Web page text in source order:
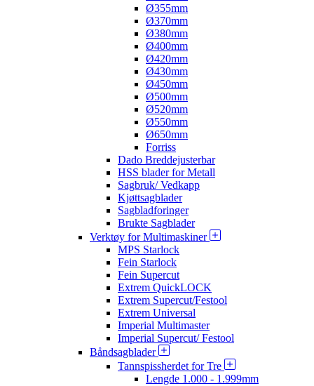
Ø355mm
Ø370mm
Ø380mm
Ø400mm
Ø420mm
Ø430mm
Ø450mm
Ø500mm
Ø520mm
Ø550mm
Ø650mm
Forriss
Dado Breddejusterbar
HSS blader for Metall
Sagbruk/ Vedkapp
Kjøttsagblader
Sagbladforinger
Brukte Sagblader
Verktøy for Multimaskiner
MPS Starlock
Fein Starlock
Fein Supercut
Extrem QuickLOCK
Extrem Supercut/Festool
Extrem Universal
Imperial Multimaster
Imperial Supercut/ Festool
Båndsagblader
Tannspissherdet for Tre
Lengde 1.000 - 1.999mm